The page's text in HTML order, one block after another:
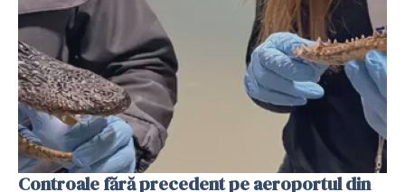
Controale fără precedent pe aeroportul din